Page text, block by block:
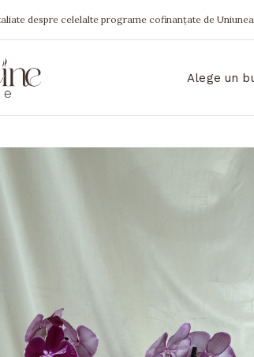
despre celelalte programe cofinanțate de
Alege un